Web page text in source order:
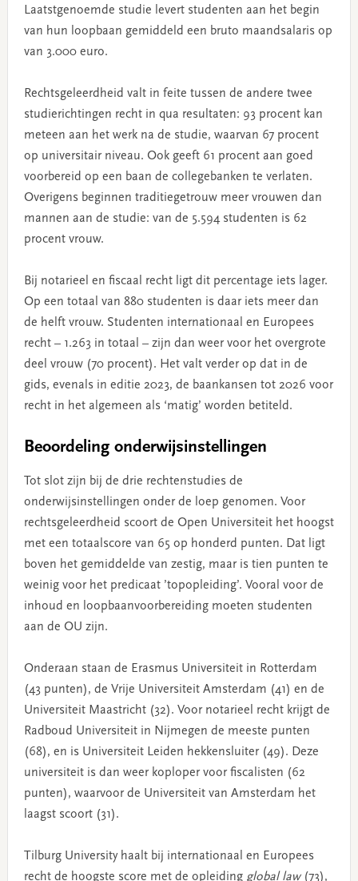
Laatstgenoemde studie levert studenten aan het begin
van hun loopbaan gemiddeld een bruto maandsalaris op
van 3.000 euro.
Rechtsgeleerdheid valt in feite tussen de andere twee
studierichtingen recht in qua resultaten: 93 procent kan
meteen aan het werk na de studie, waarvan 67 procent
op universitair niveau. Ook geeft 61 procent aan goed
voorbereid op een baan de collegebanken te verlaten.
Overigens beginnen traditiegetrouw meer vrouwen dan
mannen aan de studie: van de 5.594 studenten is 62
procent vrouw.
Bij notarieel en fiscaal recht ligt dit percentage iets lager.
Op een totaal van 880 studenten is daar iets meer dan
de helft vrouw. Studenten internationaal en Europees
recht – 1.263 in totaal – zijn dan weer voor het overgrote
deel vrouw (70 procent). Het valt verder op dat in de
gids, evenals in editie 2023, de baankansen tot 2026 voor
recht in het algemeen als ‘matig’ worden betiteld.
Beoordeling onderwijsinstellingen
Tot slot zijn bij de drie rechtenstudies de
onderwijsinstellingen onder de loep genomen. Voor
rechtsgeleerdheid scoort de Open Universiteit het hoogst
met een totaalscore van 65 op honderd punten. Dat ligt
boven het gemiddelde van zestig, maar is tien punten te
weinig voor het predicaat ’topopleiding’. Vooral voor de
inhoud en loopbaanvoorbereiding moeten studenten
aan de OU zijn.
Onderaan staan de Erasmus Universiteit in Rotterdam
(43 punten), de Vrije Universiteit Amsterdam (41) en de
Universiteit Maastricht (32). Voor notarieel recht krijgt de
Radboud Universiteit in Nijmegen de meeste punten
(68), en is Universiteit Leiden hekkensluiter (49). Deze
universiteit is dan weer koploper voor fiscalisten (62
punten), waarvoor de Universiteit van Amsterdam het
laagst scoort (31).
Tilburg University haalt bij internationaal en Europees
recht de hoogste score met de opleiding global law(73),